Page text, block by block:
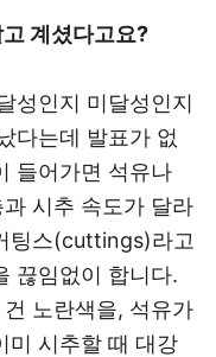
계셨다고요?
성인지 미달성인지
다는데 발표가 없
들어가면 석유나
시추 속도가 달라
팅스(cuttings)라고
끊임없이 합니다.
노란색을, 석유가
미 시추할 때 대강